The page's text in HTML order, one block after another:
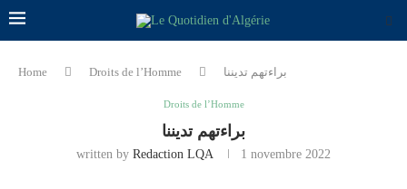
Home Droits de l’Homme براءتهم تديننا
Droits de l’Homme
براءتهم تديننا
written by Redaction LQA 1 novembre 2022